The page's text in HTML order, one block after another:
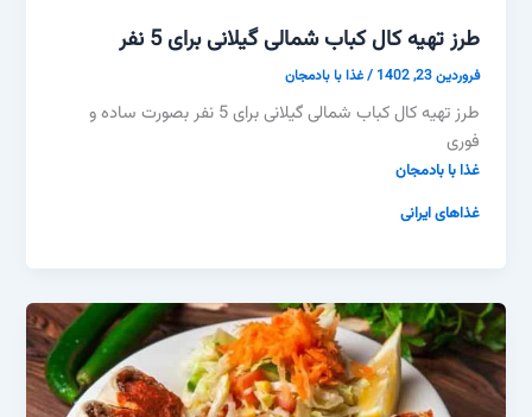
طرز تهیه کال کباب شمالی گیلانی برای 5 نفر
فروردین 23, 1402 /غذا با بادمجان
طرز تهیه کال کباب شمالی گیلانی برای 5 نفر بصورت ساده و
فوری
غذا با بادمجان
غذاهای ایرانی